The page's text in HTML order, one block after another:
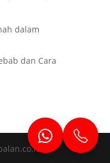
dalam
dan Cara